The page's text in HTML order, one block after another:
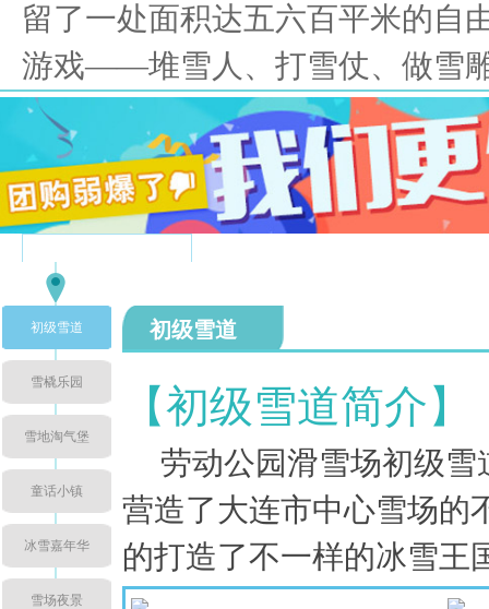
留了一处面积达五六百平米的自
游戏——堆雪人、打雪仗、做雪
初级雪道
雪橇乐园
雪地淘气堡
童话小镇
冰雪嘉年华
雪场夜景
初级雪道
【初级雪道简介】
劳动公园滑雪场初级雪
营造了大连市中心雪场的
的打造了不一样的冰雪王